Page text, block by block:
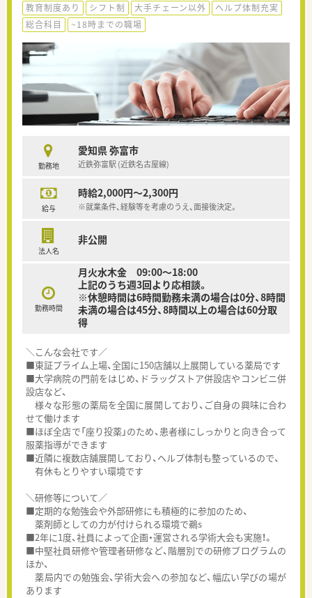
教育制度あり
シフト制 大手チェーン以外
ヘルプ体制充実
総合科目
~18時までの職場
勤務地
愛知県 弥富市
近鉄弥富駅 (近鉄名古屋線)
給与
時給2,000円～2,300円
※就業条件、経験等を考慮のうえ、面接後決定。
法人名
非公開
勤務時間
月火水木金 09:00〜18:00
上記のうち週3回より応相談。
※休憩時間は6時間勤務未満の場合は0分、8時間
未満の場合は45分、8時間以上の場合は60分取
得
＼こんな会社です／
■東証プライム上場、全国に150店舗以上展開している薬局です
■大学病院の門前をはじめ、ドラッグストア併設店やコンビニ併
設店など、
様々な形態の薬局を全国に展開しており、ご自身の興味に合わ
せて働けます
■ほぼ全店で「座り投薬」のため、患者様にしっかりと向き合って
服薬指導ができます
■近隣に複数店舗展開しており、ヘルプ体制も整っているので、
有休もとりやすい環境です
＼研修等について／
■定期的な勉強会や外部研修にも積極的に参加のため、
薬剤師としての力が付けられる環境で鵜s
■2年に1度、社員によって企画・運営される学術大会も実施！。
■中堅社員研修や管理者研修など、階層別での研修プログラムの
ほか、
薬局内での勉強会、学術大会への参加など、幅広い学びの場が
あります